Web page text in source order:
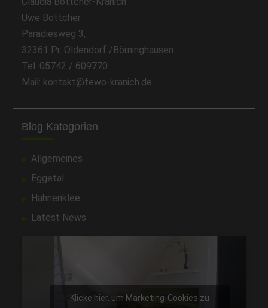
Uwe Böttcher
Paradiesweg 3,
32361 Pr. Oldendorf /Börninghausen
Tel: 05742 / 609770
Mail: kontakt@fewo-kranich.de
Blog Kategorien
Allgemeines
Eggetal
Hahnenklee
Latest News
Klicke hier, um Marketing-Cookies zu